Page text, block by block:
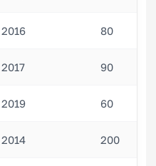
2016 80
2017 90
2019 60
2014 200